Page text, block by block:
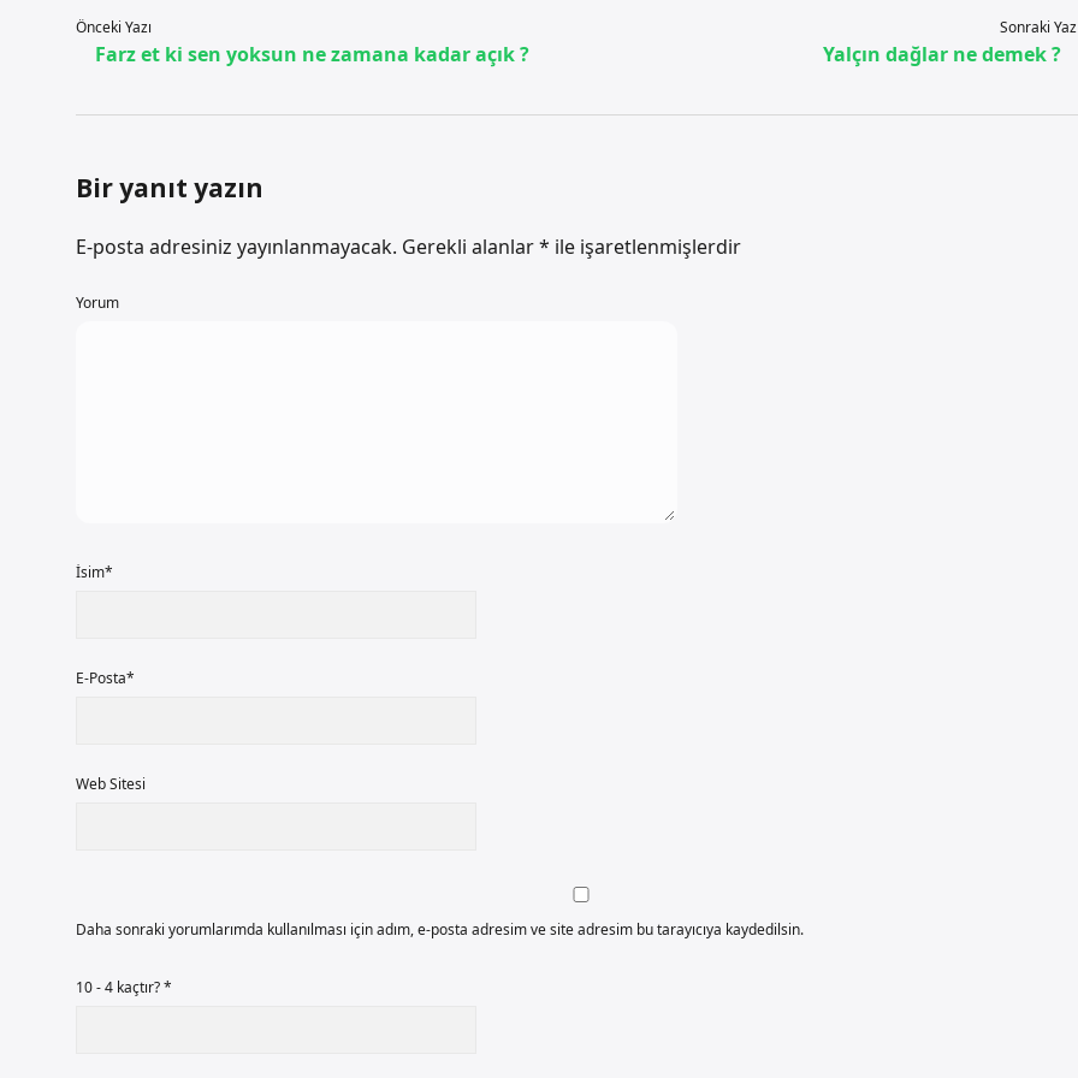
Önceki Yazı
Farz et ki sen yoksun ne zamana kadar açık ?
Sonraki
Yalçın dağlar ne demek ?
Bir yanıt yazın
E-posta adresiniz yayınlanmayacak. Gerekli alanlar* ile işaretlenmişlerdir
Yorum
İsim*
E-Posta*
Web Sitesi
Daha sonraki yorumlarımda kullanılması için adım, e-posta adresim ve site adresim bu tarayıcıya kaydedilsin.
10 - 4 kaçtır?*